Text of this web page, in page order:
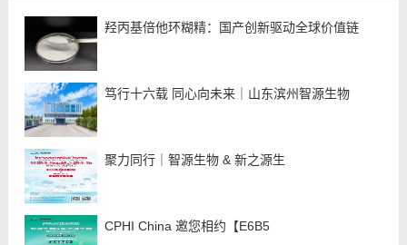
羟丙基倍他环糊精：国产创新驱动全球价值链
笃行十六载 同心向未来｜山东滨州智源生物
聚力同行｜智源生物 & 新之源生
CPHI China 邀您相约【E6B5